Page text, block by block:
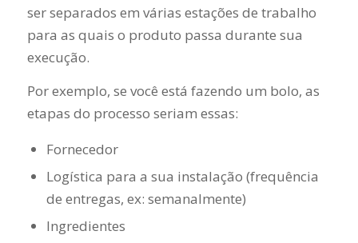
ser separados em várias estações de trabalho
para as quais o produto passa durante sua
execução.
Por exemplo, se você está fazendo um bolo, as
etapas do processo seriam essas:
Fornecedor
Logística para a sua instalação (frequência
de entregas, ex: semanalmente)
Ingredientes